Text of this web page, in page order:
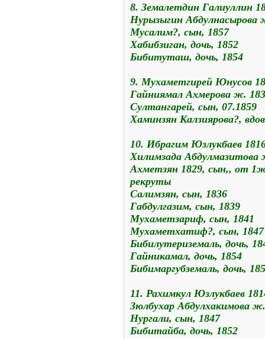
8. Земалетдин Галиуллин
Нурызыгин Абдулнасырова
Мусалим?, сын, 1857
Хабибзиган, дочь, 1852
Бибитуташ, дочь, 1854
9. Мухаметгирей Юнусов
Гайниямал Ахмерова ж.
Султангарей, сын, 07.1859
Хаминзян Калзиярова?,
10. Ибрагим Юзлукбаев
Хилимзада Абдулмазитова
Ахметзян 1829, сын,, от
рекруты
Салимзян, сын, 1836
Габдулгазим, сын, 1839
Мухаметзариф, сын, 1841
Мухаметхатиф?, сын, 1847
Бибилутериземаль, дочь,
Гайникамал, дочь, 1854
Бибимаргубземаль, дочь,
11. Рахимкул Юзлукбаев
Зюлбухар Абдулхакимова
Нургали, сын, 1847
Бибитайба, дочь, 1852